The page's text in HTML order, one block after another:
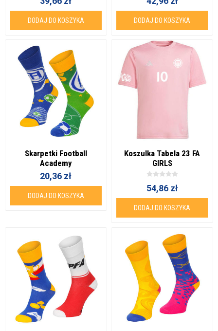
DODAJ DO KOSZYKA DODAJ DO KOSZYKA
Skarpetki Football
Academy
20,36 zł
DODAJ DO KOSZYKA
Koszulka Tabela 23 FA
GIRLS
54,86 zł
DODAJ DO KOSZYKA